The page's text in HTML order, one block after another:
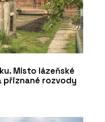
Místo lázeňské
přiznané rozvody